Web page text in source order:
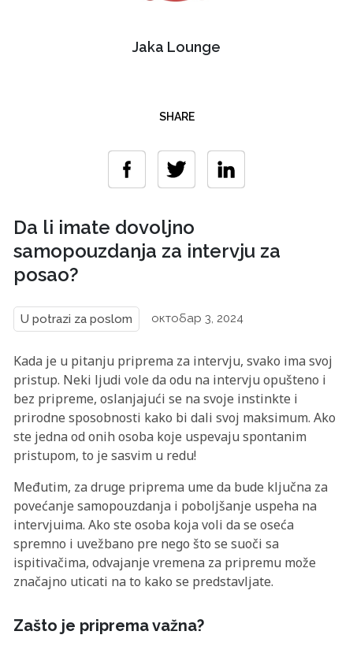
Jaka Lounge
SHARE
Da li imate dovoljno
samopouzdanja za intervju za
posao?
U potrazi za poslom октобар 3, 2024
Kada je u pitanju priprema za intervju, svako ima svoj
pristup. Neki ljudi vole da odu na intervju opušteno i
bez pripreme, oslanjajući se na svoje instinkte i
prirodne sposobnosti kako bi dali svoj maksimum. Ako
ste jedna od onih osoba koje uspevaju spontanim
pristupom, to je sasvim u redu!
Međutim, za druge priprema ume da bude ključna za
povećanje samopouzdanja i poboljšanje uspeha na
intervjuima. Ako ste osoba koja voli da se oseća
spremno i uvežbano pre nego što se suoči sa
ispitivačima, odvajanje vremena za pripremu može
značajno uticati na to kako se predstavljate.
Zašto je priprema važna?